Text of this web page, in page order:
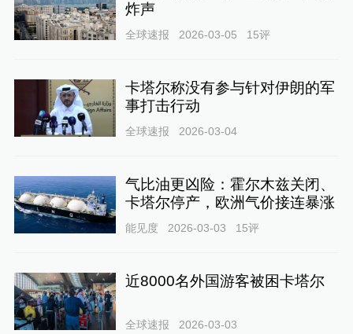
炸声
全球速报 2026-03-05 15评
卡塔尔称没有参与针对伊朗的军
事打击行动
全球速报 2026-03-04
气比油更凶险：霍尔木兹关闭、
卡塔尔停产，欧洲气价接连暴涨
能见度 2026-03-03 15评
近8000名外国游客被困卡塔尔
全球速报 2026-03-03